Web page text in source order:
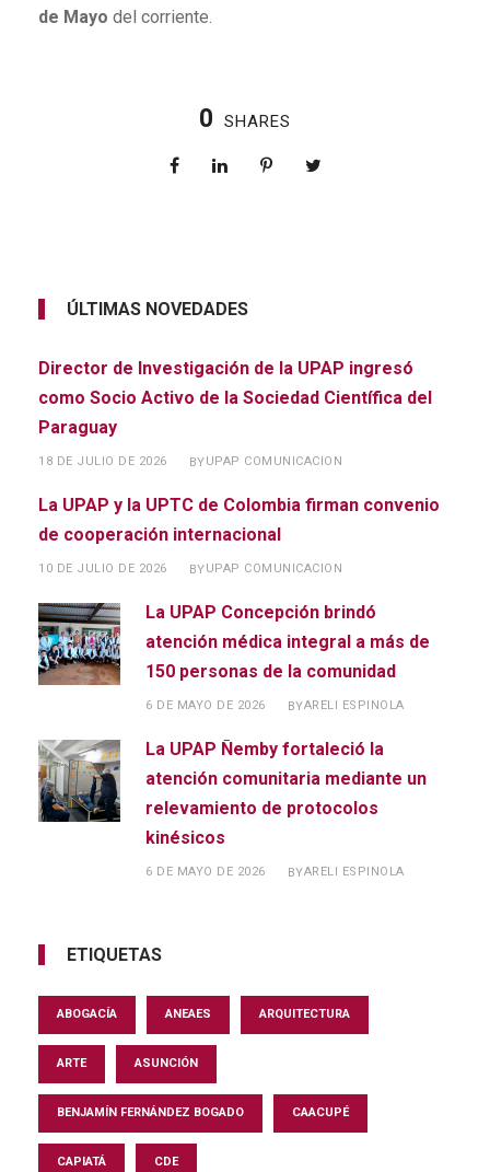
de Mayo del corriente.
0 SHARES
ÚLTIMAS NOVEDADES
Director de Investigación de la UPAP ingresó
como Socio Activo de la Sociedad Científica del
Paraguay
18 DE JULIO DE 2026 BYUPAP COMUNICACION
La UPAP y la UPTC de Colombia firman convenio
de cooperación internacional
10 DE JULIO DE 2026 BYUPAP COMUNICACION
La UPAP Concepción brindó
atención médica integral a más de
150 personas de la comunidad
6 DE MAYO DE 2026 BYARELI ESPINOLA
La UPAP Ñemby fortaleció la
atención comunitaria mediante un
relevamiento de protocolos
kinésicos
6 DE MAYO DE 2026 BYARELI ESPINOLA
ETIQUETAS
ABOGACÍA ANEAES ARQUITECTURA
ARTE ASUNCIÓN
BENJAMÍN FERNÁNDEZ BOGADO CAACUPÉ
CAPIATÁ CDE